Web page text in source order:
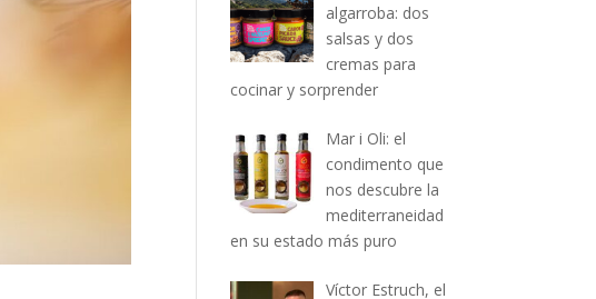
algarroba: dos
salsas y dos
cremas para
cocinar y sorprender
Mar i Oli: el
condimento que
nos descubre la
mediterraneidad
en su estado más puro
Víctor Estruch, el